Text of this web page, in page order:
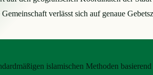
verlässt sich auf genaue
islamischen Methoden